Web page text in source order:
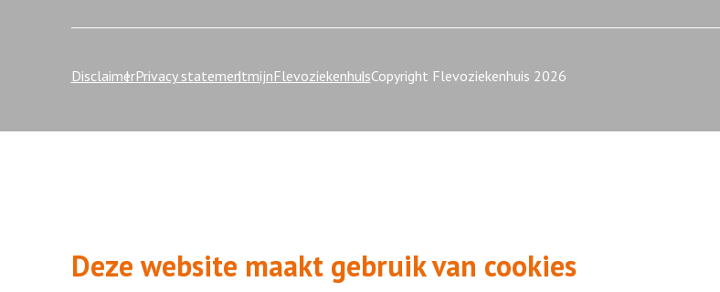
DisclaimerPrivacy statementmijnFlevoziekenhuisCopyright Flevoziekenhuis 2026
Deze website maakt gebruik van cookies